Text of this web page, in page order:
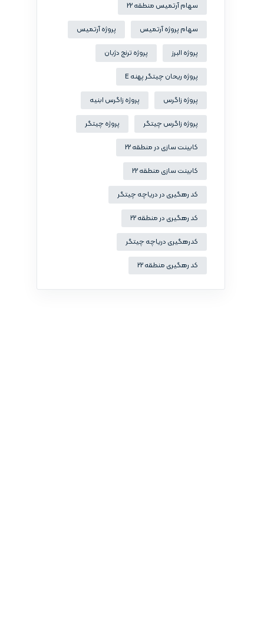
سهام آرتمیس منطقه 22
سهام پروژه آرتمیس پروژه آرتمیس
پروژه البرز پروژه ترنج دژبان
پروژه ریحان چیتگر پهنه E
پروژه زاگرس پروژه زاگرس ابنیه
پروژه زاگرس چیتگر پروژه چیتگر
کابینت سازی در منطقه 22
کابینت سازی منطقه 22
کد رهگیری در دریاچه چیتگر
کد رهگیری در منطقه 22
کدرهگیری دریاچه چیتگر
کد رهگیری منطقه 22